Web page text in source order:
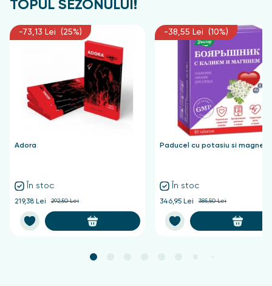
TOPUL SEZONULUI!
-73,13 Lei (25%)
Adora
În stoc
219,38 Lei 292,50 Lei
-38,55 Lei (10%)
Paducel cu potasiu si
În stoc
346,95 Lei 385,50 Lei